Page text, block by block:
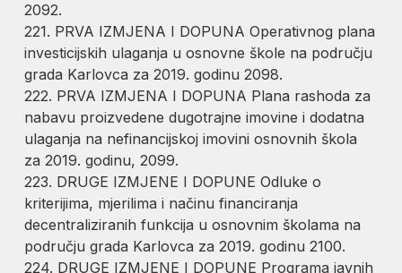
2092.
221. PRVA IZMJENA I DOPUNA Operativnog plana
investicijskih ulaganja u osnovne škole na području
grada Karlovca za 2019. godinu 2098.
222. PRVA IZMJENA I DOPUNA Plana rashoda za
nabavu proizvedene dugotrajne imovine i dodatna
ulaganja na nefinancijskoj imovini osnovnih škola
za 2019. godinu, 2099.
223. DRUGE IZMJENE I DOPUNE Odluke o
kriterijima, mjerilima i načinu financiranja
decentraliziranih funkcija u osnovnim školama na
području grada Karlovca za 2019. godinu 2100.
224. DRUGE IZMJENE I DOPUNE Programa javnih